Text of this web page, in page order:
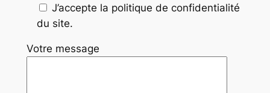
J’accepte la politique de confidentialité
du site.
Votre message